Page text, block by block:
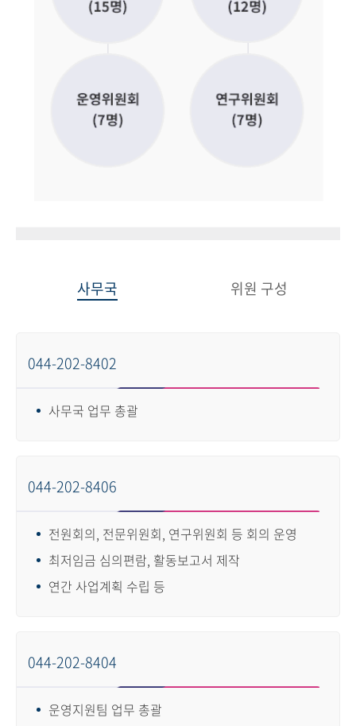
사무국 위원 구성
044-202-8402
사무국 업무 총괄
044-202-8406
전원회의, 전문위원회, 연구위원회 등 회의 운영
최저임금 심의편람, 활동보고서 제작
연간 사업계획 수립 등
044-202-8404
운영지원팀 업무 총괄